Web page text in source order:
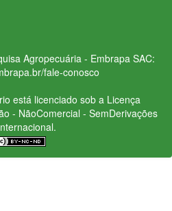
Agropecuária - Embrapa SAC:
fale-conosco
está licenciado sob a Licença
- NãoComercial - SemDerivações